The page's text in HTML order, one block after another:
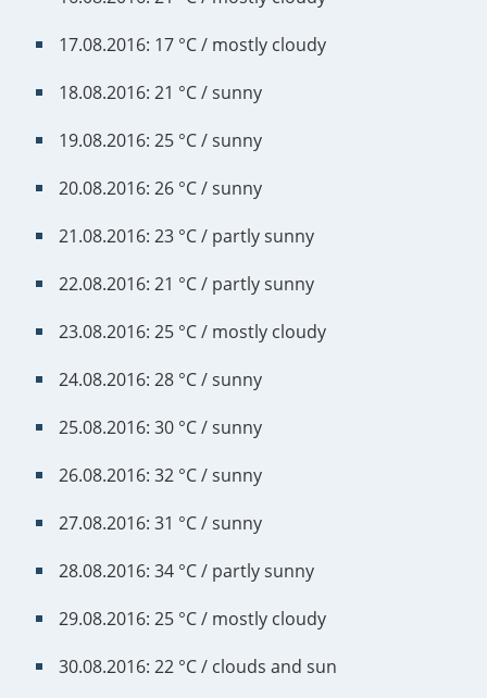
17.08.2016: 17 °C / mostly cloudy
18.08.2016: 21 °C / sunny
19.08.2016: 25 °C / sunny
20.08.2016: 26 °C / sunny
21.08.2016: 23 °C / partly sunny
22.08.2016: 21 °C / partly sunny
23.08.2016: 25 °C / mostly cloudy
24.08.2016: 28 °C / sunny
25.08.2016: 30 °C / sunny
26.08.2016: 32 °C / sunny
27.08.2016: 31 °C / sunny
28.08.2016: 34 °C / partly sunny
29.08.2016: 25 °C / mostly cloudy
30.08.2016: 22 °C / clouds and sun